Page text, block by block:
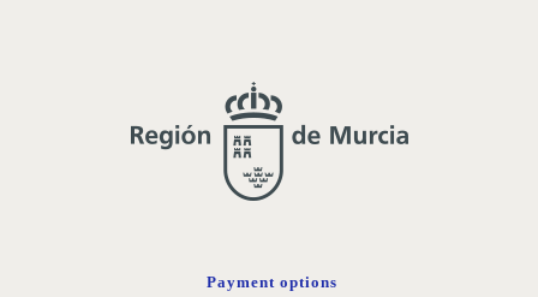
Payment options